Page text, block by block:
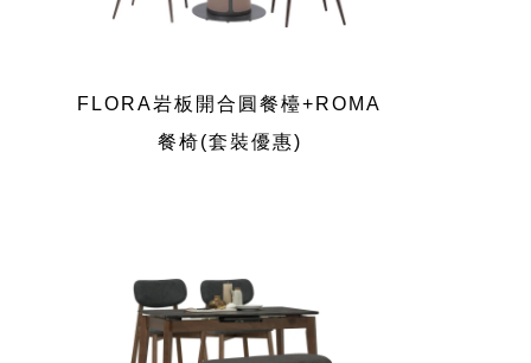
FLORA岩板開合圓餐檯+ROMA
餐椅(套裝優惠)